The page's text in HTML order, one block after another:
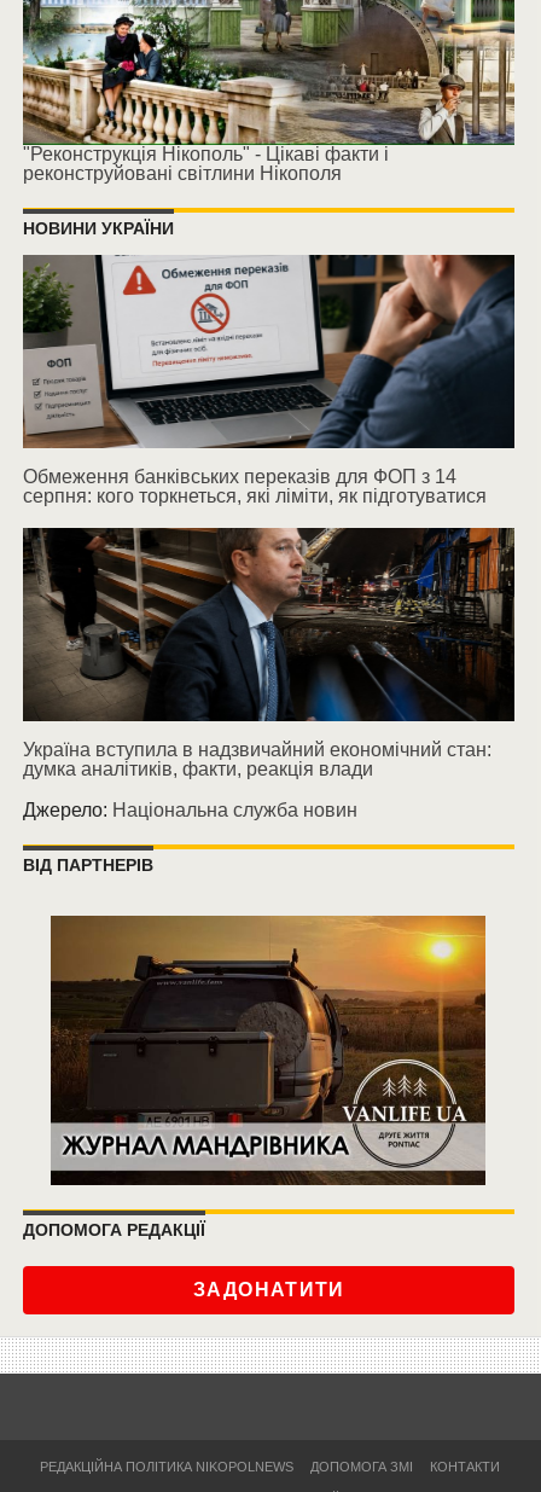
"Реконструкція Нікополь" - Цікаві факти і
реконструйовані світлини Нікополя
НОВИНИ УКРАЇНИ
Обмеження банківських переказів для ФОП з 14
серпня: кого торкнеться, які ліміти, як підготуватися
Україна вступила в надзвичайний економічний стан:
думка аналітиків, факти, реакція влади
Джерело: Національна служба новин
ВІД ПАРТНЕРІВ
ДОПОМОГА РЕДАКЦІЇ
ЗАДОНАТИТИ
РЕДАКЦІЙНА ПОЛІТИКА NIKOPOLNEWS ДОПОМОГА ЗМІ КОНТАКТИ